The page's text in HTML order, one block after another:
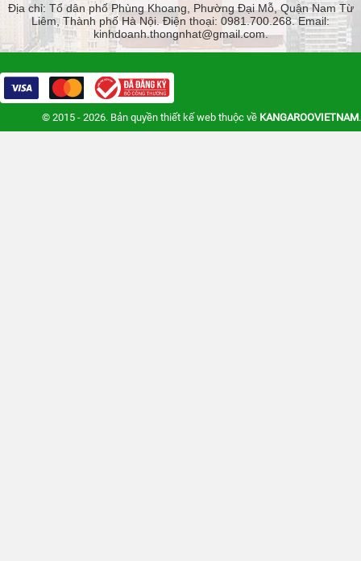
Địa chỉ: Tổ dân phố Phùng Khoang, Phường Đại Mỗ, Quận Nam Từ
Liêm, Thành phố Hà Nội. Điện thoại: 0981.700.268. Email:
kinhdoanh.thongnhat@gmail.com.
© 2015 - 2026. Bản quyền thiết kế web thuộc về KANGAROOVIETNAM.